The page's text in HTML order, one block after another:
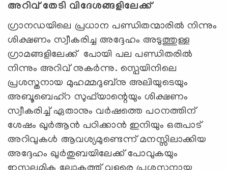
അറിവ് തേടി വിദേശങ്ങളിലേക്ക്
ഗ്രാനഡയിലെ പ്രധാന പണ്ഡിതന്മാരിൽ നിന്നും
ശിക്ഷണം സ്വീകരിച്ച അദ്ദേഹം അടുത്തുള്ള
ഗ്രാമങ്ങളിലേക്ക് പോയി പല പണ്ഡിതരിൽ
നിന്നും അറിവ് നുകർന്നു. സ്പെയിനിലെ
പ്രശസ്തനായ മുഹമ്മദുബ്നു അലിയുടെയും
അബൂബെഹ്റ സുഫ്‌യാന്റെയും ശിക്ഷണം
സ്വീകരിച്ച് ഏതാനും വർഷത്തെ പഠനത്തിന്
ശേഷം ഖുർആൻ പഠിക്കാൻ ഇനിയും ഒരുപാട്
അറിവുകൾ ആവശ്യമുണ്ടെന്ന് മനസ്സിലാക്കിയ
അദ്ദേഹം ഖുർതുബയിലേക്ക് പോവുകയും